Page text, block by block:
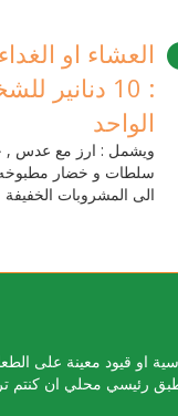
العشاء او
: 10 دنانير
الواحد
ويشمل : ارز مع عدس ,
سلطات و خضار مطبوخه
الى المشروبات الخفيفة
او قيود معينة على
رئيسي محلي ان كنتم